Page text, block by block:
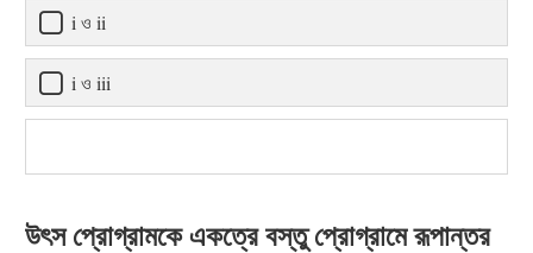
i ও ii
i ও iii
উৎস প্রোগ্রামকে একত্রে বস্তু প্রোগ্রামে রূপান্তর